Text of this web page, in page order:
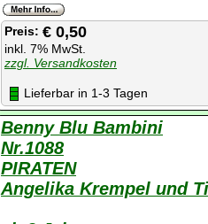
Preis: € 0,50
inkl. 7% MwSt.
zzgl. Versandkosten
Lieferbar in 1-3 Tagen
Benny Blu Bambini
Nr.1088
PIRATEN
Angelika Krempel und